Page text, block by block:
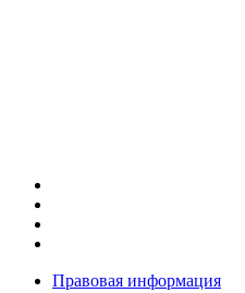
Правовая информация